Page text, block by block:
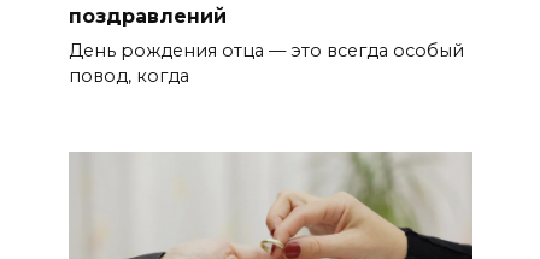
поздравлений
День рождения отца — это всегда особый
повод, когда